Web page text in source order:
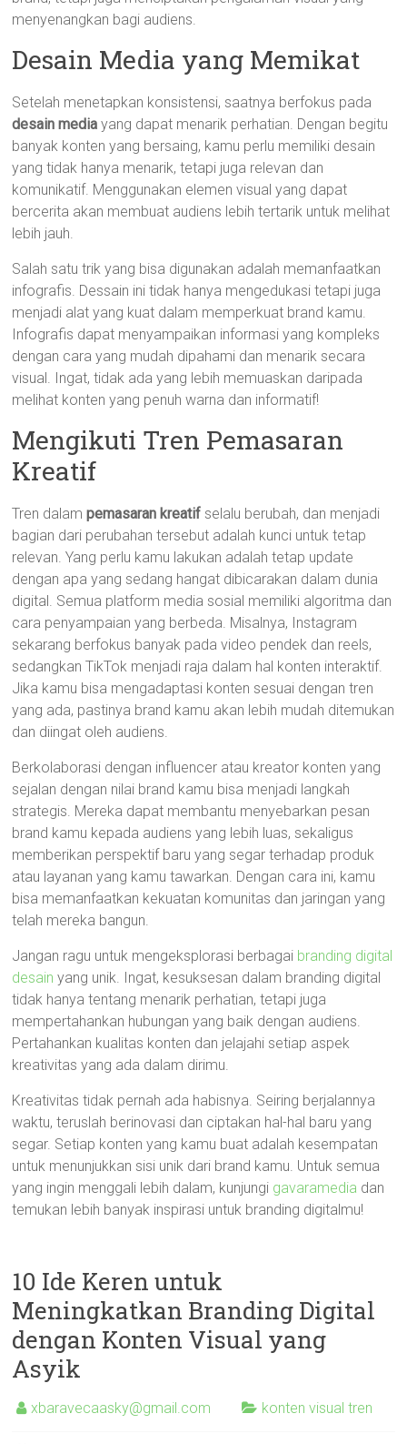
menyenangkan bagi audiens.
Desain Media yang Memikat
Setelah menetapkan konsistensi, saatnya berfokus pada
desain media yang dapat menarik perhatian. Dengan begitu
banyak konten yang bersaing, kamu perlu memiliki desain
yang tidak hanya menarik, tetapi juga relevan dan
komunikatif. Menggunakan elemen visual yang dapat
bercerita akan membuat audiens lebih tertarik untuk melihat
lebih jauh.
Salah satu trik yang bisa digunakan adalah memanfaatkan
infografis. Dessain ini tidak hanya mengedukasi tetapi juga
menjadi alat yang kuat dalam memperkuat brand kamu.
Infografis dapat menyampaikan informasi yang kompleks
dengan cara yang mudah dipahami dan menarik secara
visual. Ingat, tidak ada yang lebih memuaskan daripada
melihat konten yang penuh warna dan informatif!
Mengikuti Tren Pemasaran
Kreatif
Tren dalampemasaran kreatif selalu berubah, dan menjadi
bagian dari perubahan tersebut adalah kunci untuk tetap
relevan. Yang perlu kamu lakukan adalah tetap update
dengan apa yang sedang hangat dibicarakan dalam dunia
digital. Semua platform media sosial memiliki algoritma dan
cara penyampaian yang berbeda. Misalnya, Instagram
sekarang berfokus banyak pada video pendek dan reels,
sedangkan TikTok menjadi raja dalam hal konten interaktif.
Jika kamu bisa mengadaptasi konten sesuai dengan tren
yang ada, pastinya brand kamu akan lebih mudah ditemukan
dan diingat oleh audiens.
Berkolaborasi dengan influencer atau kreator konten yang
sejalan dengan nilai brand kamu bisa menjadi langkah
strategis. Mereka dapat membantu menyebarkan pesan
brand kamu kepada audiens yang lebih luas, sekaligus
memberikan perspektif baru yang segar terhadap produk
atau layanan yang kamu tawarkan. Dengan cara ini, kamu
bisa memanfaatkan kekuatan komunitas dan jaringan yang
telah mereka bangun.
Jangan ragu untuk mengeksplorasi berbagai branding digital
desain yang unik. Ingat, kesuksesan dalam branding digital
tidak hanya tentang menarik perhatian, tetapi juga
mempertahankan hubungan yang baik dengan audiens.
Pertahankan kualitas konten dan jelajahi setiap aspek
kreativitas yang ada dalam dirimu.
Kreativitas tidak pernah ada habisnya. Seiring berjalannya
waktu, teruslah berinovasi dan ciptakan hal-hal baru yang
segar. Setiap konten yang kamu buat adalah kesempatan
untuk menunjukkan sisi unik dari brand kamu. Untuk semua
yang ingin menggali lebih dalam, kunjungi gavaramedia dan
temukan lebih banyak inspirasi untuk branding digitalmu!
10 Ide Keren untuk
Meningkatkan Branding Digital
dengan Konten Visual yang
Asyik
xbaravecaasky@gmail.com konten visual tren